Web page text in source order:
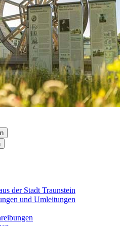
der Stadt Traunstein
und Umleitungen